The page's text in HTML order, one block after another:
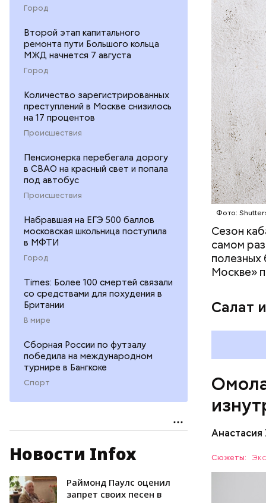
Город
Второй этап капитального
ремонта пути Большого кольца
МЖД начнется 7 августа
Город
Количество зарегистрированных
преступлений в Москве снизилось
на 17 процентов
Происшествия
Пенсионерка перебегала дорогу
в СВАО на красный свет и попала
под автобус
Происшествия
Набравшая на ЕГЭ 500 баллов
московская школьница поступила
в МФТИ
Город
Times: Более 100 смертей связали
со средствами для похудения в
Британии
В мире
Сборная России по футзалу
победила на международном
турнире в Бангкоке
Спорт
Новости Infox
Раймонд Паулс оценил
запрет своих песен в
Фото:
Сезон
самом
полезных
Москве»
Салат
Сюжеты:
Дыня
кожи;
плода.
ряда
лютеин
наше
калий
— В